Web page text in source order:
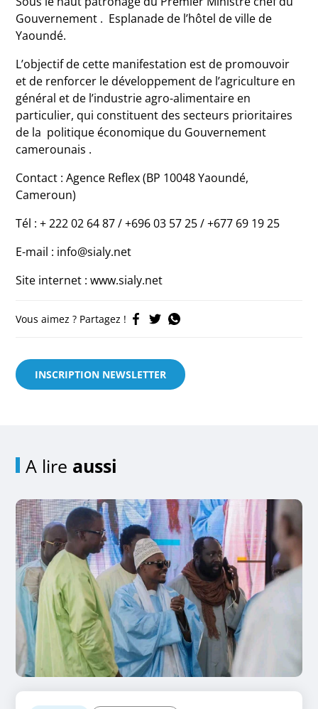
Gouvernement . Esplanade de l’hôtel de ville de
Yaoundé.
L’objectif de cette manifestation est de promouvoir
et de renforcer le développement de l’agriculture en
général et de l’industrie agro-alimentaire en
particulier, qui constituent des secteurs prioritaires
de la politique économique du Gouvernement
camerounais .
Contact : Agence Reflex (BP 10048 Yaoundé,
Cameroun)
Tél : + 222 02 64 87 / +696 03 57 25 / +677 69 19 25
E-mail : info@sialy.net
Site internet : www.sialy.net
Vous aimez ? Partagez !
INSCRIPTION NEWSLETTER
A lire aussi